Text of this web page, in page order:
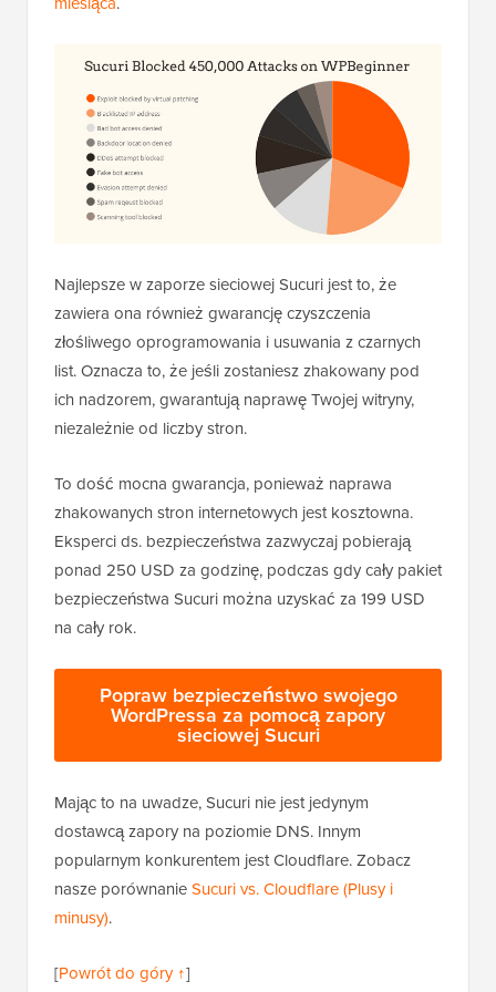
Najlepsze w zaporze sieciowej Sucuri jest to, że
zawiera ona również gwarancję czyszczenia
złośliwego oprogramowania i usuwania z czarnych
list. Oznacza to, że jeśli zostaniesz zhakowany pod
ich nadzorem, gwarantują naprawę Twojej witryny,
niezależnie od liczby stron.
To dość mocna gwarancja, ponieważ naprawa
zhakowanych stron internetowych jest kosztowna.
Eksperci ds. bezpieczeństwa zazwyczaj pobierają
ponad 250 USD za godzinę, podczas gdy cały pakiet
bezpieczeństwa Sucuri można uzyskać za 199 USD
na cały rok.
Popraw bezpieczeństwo swojego
WordPressa za pomocą zapory
sieciowej Sucuri
Mając to na uwadze, Sucuri nie jest jedynym
dostawcą zapory na poziomie DNS. Innym
popularnym konkurentem jest Cloudflare. Zobacz
nasze porównanieSucuri vs. Cloudflare (Plusy i
minusy).
[Powrót do góry ↑]